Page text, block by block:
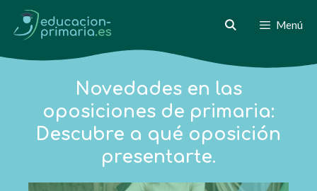
Menú
Novedades en las
oposiciones de primaria:
Descubre a qué oposición
presentarte.